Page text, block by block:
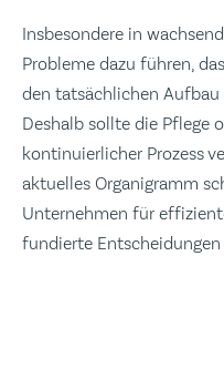
Insbesondere in
Probleme dazu führen,
den tatsächlichen Aufbau
Deshalb sollte die Pflege
kontinuierlicher Prozess
aktuelles Organigramm
Unternehmen für
fundierte